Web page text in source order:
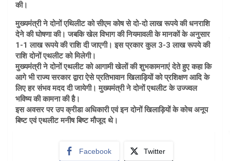
की।
मुख्यमंत्री ने दोनों एथिलीट को सीएम कोष से दो-दो लाख रूपये की धनराशि
देने की घोषणा की। जबकि खेल विभाग की नियमावली के मानकों के अनुसार
1-1 लाख रूपये की राशि दी जाएगी। इस प्रकार कुल 3-3 लाख रूपये की
राशि दोनों एथलीट को मिलेगी।
मुख्यमंत्री ने दोनों एथलीट को आगामी खेलों की शुभकामनाएं देते हुए कहा कि
आगे भी राज्य सरकार द्वारा ऐसे प्रतिभावान खिलाड़ियों को प्रशिक्षण आदि के
लिए हर संभव मदद दी जायेगी। मुख्यमंत्री ने दोनों एथलीट के उज्ज्वल
भविष्य की कामना की है।
इस अवसर पर उप क्रीडा अधिकारी एवं इन दोनों खिलाड़ियों के कोच अनूप
बिष्ट एवं एथलीट मनीष बिष्ट मौजूद थे।
Facebook Twitter